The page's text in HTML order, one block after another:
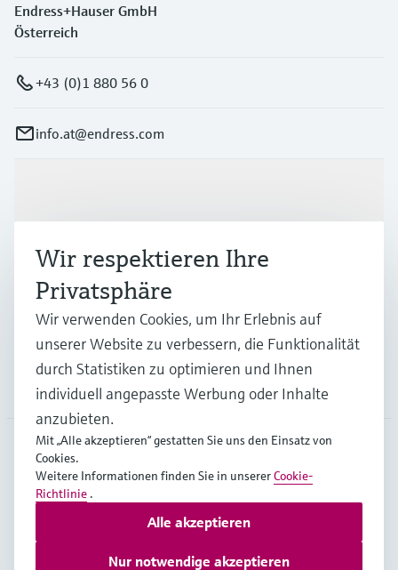
Endress+Hauser GmbH
Österreich
+43 (0)1 880 56 0
info.at@endress.com
Branchen
Support
Unternehmen
AUT•Deutsch
Copyright © Endress+Hauser Group Services AG
NutzungsbedingungenDatenschutz
Wir respektieren Ihre
Privatsphäre
Wir verwenden Cookies, um Ihr Erlebnis auf
unserer Website zu verbessern, die Funktionalität
durch Statistiken zu optimieren und Ihnen
individuell angepasste Werbung oder Inhalte
anzubieten.
Mit „Alle akzeptieren“ gestatten Sie uns den Einsatz von
Cookies.
Weitere Informationen finden Sie in unsererCookie-
Richtlinie .
Nur notwendige akzeptieren
Alle akzeptieren